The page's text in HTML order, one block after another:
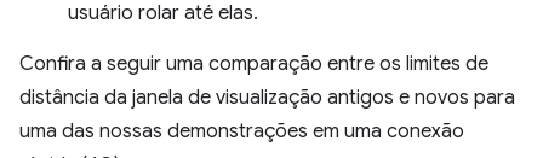
usuário rolar até elas.
Confira a seguir uma comparação entre os limites de
distância da janela de visualização antigos e novos para
uma das nossas demonstrações em uma conexão